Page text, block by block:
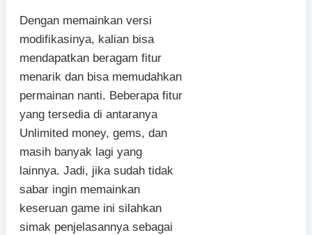
Dengan memainkan versi
modifikasinya, kalian bisa
mendapatkan beragam fitur
menarik dan bisa memudahkan
permainan nanti. Beberapa fitur
yang tersedia di antaranya
Unlimited money, gems, dan
masih banyak lagi yang
lainnya. Jadi, jika sudah tidak
sabar ingin memainkan
keseruan game ini silahkan
simak penjelasannya sebagai